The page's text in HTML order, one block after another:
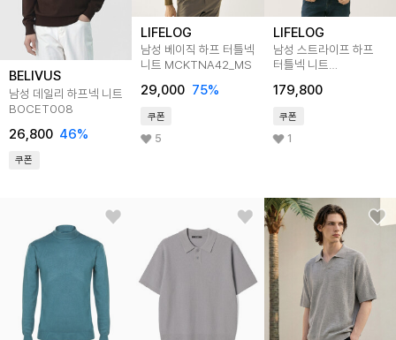
BELIVUS
남성 데일리 하프넥 니트
BOCET008
26,800 46%
쿠폰
LIFELOG
남성 베이직 하프 터틀넥
니트 MCKTNA42_MS
29,000 75%
쿠폰
5
LIFELOG
남성 스트라이프 하프
터틀넥 니트
179,800
쿠폰
1